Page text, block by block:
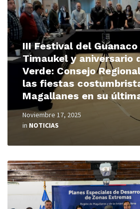
III Festival del Guanaco
Timaukel y aniversario
Verde: Consejo
las fiestas
Magallanes en su
Noviembre 17, 2025
in NOTICIAS
Read
More